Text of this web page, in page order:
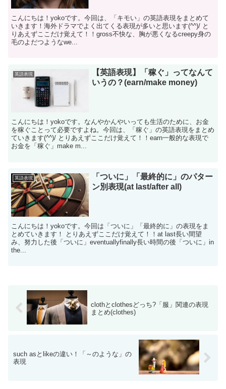
こんにちは！yokoです。今回は、「キモい」の英語表現をまとめて
いきます！海外ドラマでよく出てくる表現が多いと思います(^^)/ と
りあえずここだけ覚えて！！gross不快な、胸が悪くなるcreepy身の
毛のよだつようなwe...
英語表現
【英語表現】「稼ぐ」ってなんて
いうの？(earn/make money)
こんにちは！yokoです。なんやかんやいっても生活のために、お金
を稼ぐことって必要ですよね。今回は、「稼ぐ」の英語表現をまとめ
ていきます(^^)/ とりあえずここだけ覚えて！！earn一般的な表現で
お金を「稼ぐ」make m...
英語表現
「ついに」「最終的に」のパター
ン別表現(at last/after all)
こんにちは！yokoです。今回は「ついに」「最終的に」の表現をま
とめていきます！ とりあえずここだけ覚えて！！at last長い間望
み、努力した後「ついに」eventuallyfinally長い時間の後「ついに」in
the...
clothとclothesどっち?「服」関連の表現
まとめ(clothes)
such asとlikeの違い！「～のような」の
表現